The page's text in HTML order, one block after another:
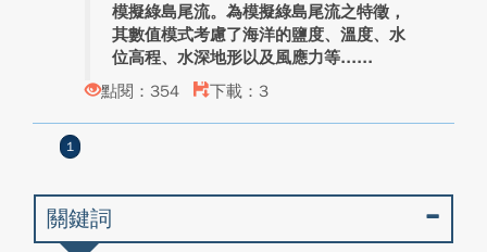
模擬綠島尾流。為模擬綠島尾流之特徵，
其數值模式考慮了海洋的鹽度、溫度、水
位高程、水深地形以及風應力等...
點閱：354
下載：3
1
關鍵詞